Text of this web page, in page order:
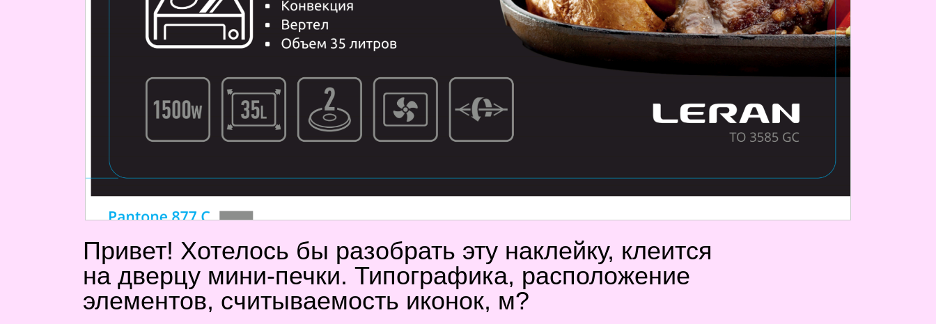
Привет! Хотелось бы разобрать эту наклейку, клеится
на дверцу мини‑печки. Типографика, расположение
элементов, считываемость иконок, м?